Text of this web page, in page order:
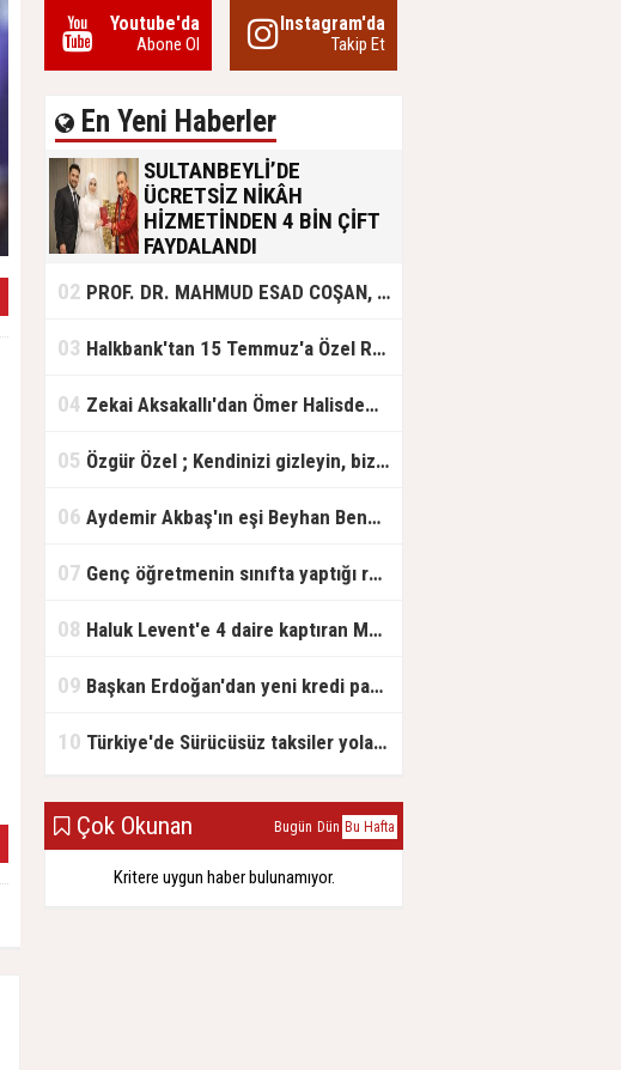
Youtube'da
Abone Ol
Instagram'da
Takip Et
En Yeni Haberler
SULTANBEYLİ’DE
ÜCRETSİZ NİKÂH
HİZMETİNDEN 4 BİN ÇİFT
FAYDALANDI
olan gençlere destek amacıyla
başlattığı ücretsiz nikâh hizmetini
başlattıklarını belirten Sultanbeyli
ücretsiz hizmet vermenin
02 PROF. DR. MAHMUD ESAD COŞAN, DOĞUMUNUN HİCRÎ 91. YILINDA ELAZIĞ'DA YÂD EDİLECEK
03 Halkbank'tan 15 Temmuz'a Özel Reklam Filmi: "İrade Bizim, Zafer Bizim"
04 Zekai Aksakallı'dan Ömer Halisdemir'e 'vefa' ziyareti!
05 Özgür Özel ; Kendinizi gizleyin, bizden işaret bekleyin
06 Aydemir Akbaş'ın eşi Beyhan Benek Akbaş hayatını kaybetti
07 Genç öğretmenin sınıfta yaptığı rezil paylaşım
08 Haluk Levent'e 4 daire kaptıran Müteahhit soluğu savcılıkta aldı
09 Başkan Erdoğan'dan yeni kredi paketi müjdesi: 6 ay geri ödemesiz, 36 ay vadeli
10 Türkiye'de Sürücüsüz taksiler yola çıkmaya hazırlanıyor
Çok Okunan Bugün Dün Bu Hafta
Kritere uygun haber bulunamıyor.